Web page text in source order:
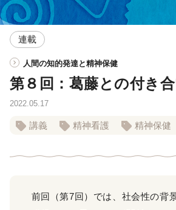
連載
人間の知的発達と精神保健
第８回：葛藤との付き
2022.05.17
講義 精神看護 精神保健
前回（第7回）では、社会性の背